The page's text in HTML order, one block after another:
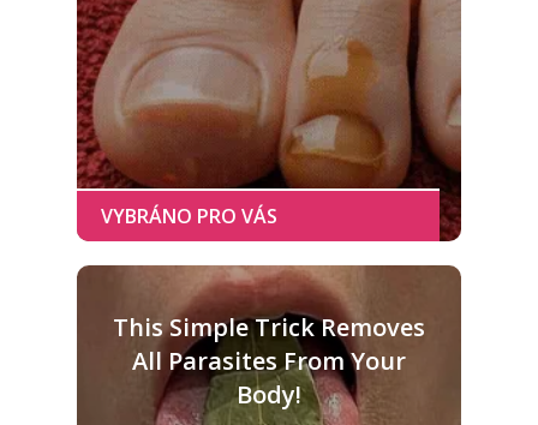
This Simple Trick Removes
All Parasites From Your
Body!